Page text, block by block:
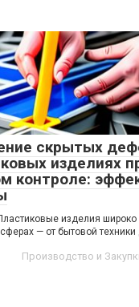
скрытых
изделиях
контроле:
изделия широко
— от бытовой
Производство и